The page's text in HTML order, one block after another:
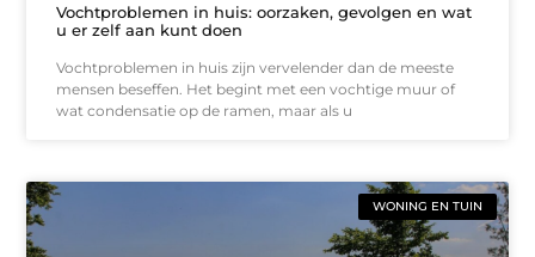
Vochtproblemen in huis: oorzaken, gevolgen en wat
u er zelf aan kunt doen
Vochtproblemen in huis zijn vervelender dan de meeste
mensen beseffen. Het begint met een vochtige muur of
wat condensatie op de ramen, maar als u
WONING EN TUIN